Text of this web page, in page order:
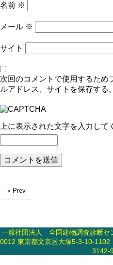
名前 ※
メール ※
サイト
次回のコメントで使用するため
ルアドレス、サイトを保存する。
上に表示された文字を入力して
« Prev
一般社団法人 全国建物調査診断セ
0012 東京都文京区大塚5-3-10-
3142-